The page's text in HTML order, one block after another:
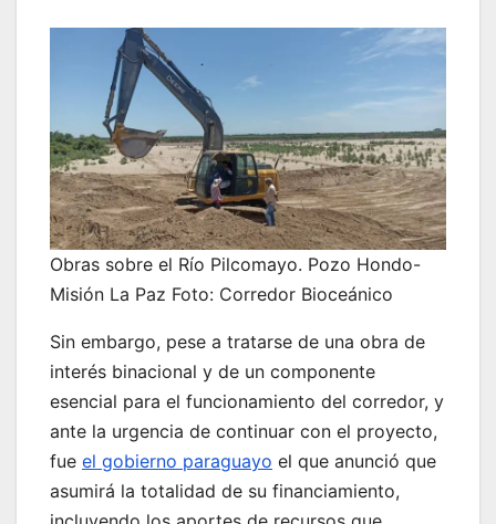
Obras sobre el Río Pilcomayo. Pozo Hondo-
Misión La Paz Foto: Corredor Bioceánico
Sin embargo, pese a tratarse de una obra de
interés binacional y de un componente
esencial para el funcionamiento del corredor, y
ante la urgencia de continuar con el proyecto,
fue el gobierno paraguayo el que anunció que
asumirá la totalidad de su financiamiento,